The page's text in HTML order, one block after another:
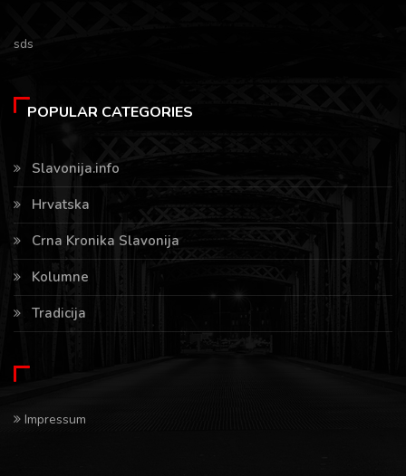
sds
POPULAR CATEGORIES
Slavonija.info
Hrvatska
Crna Kronika Slavonija
Kolumne
Tradicija
Impressum